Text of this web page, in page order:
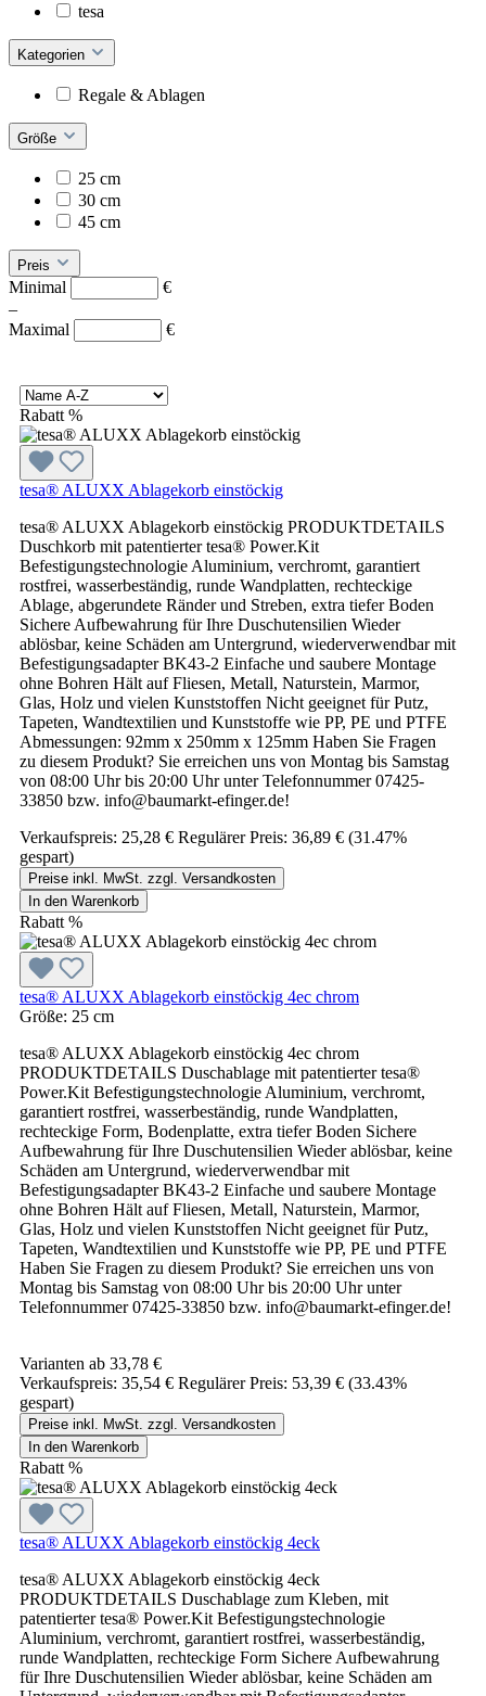
tesa
Kategorien
Regale & Ablagen
Größe
25 cm
30 cm
45 cm
Preis
Minimal
€
–
Maximal
€
Rabatt %
tesa® ALUXX Ablagekorb einstöckig
tesa® ALUXX Ablagekorb einstöckig PRODUKTDETAILS
Duschkorb mit patentierter tesa® Power.Kit
Befestigungstechnologie Aluminium, verchromt, garantiert
rostfrei, wasserbeständig, runde Wandplatten, rechteckige
Ablage, abgerundete Ränder und Streben, extra tiefer Boden
Sichere Aufbewahrung für Ihre Duschutensilien Wieder
ablösbar, keine Schäden am Untergrund, wiederverwendbar mit
Befestigungsadapter BK43-2 Einfache und saubere Montage
ohne Bohren Hält auf Fliesen, Metall, Naturstein, Marmor,
Glas, Holz und vielen Kunststoffen Nicht geeignet für Putz,
Tapeten, Wandtextilien und Kunststoffe wie PP, PE und PTFE
Abmessungen: 92mm x 250mm x 125mm Haben Sie Fragen
zu diesem Produkt? Sie erreichen uns von Montag bis Samstag
von 08:00 Uhr bis 20:00 Uhr unter Telefonnummer 07425-
33850 bzw. info@baumarkt-efinger.de!
Verkaufspreis: 25,28 € Regulärer Preis: 36,89 € (31.47%
gespart)
Preise inkl. MwSt. zzgl. Versandkosten
In den Warenkorb
Rabatt %
tesa® ALUXX Ablagekorb einstöckig 4ec chrom
Größe: 25 cm
tesa® ALUXX Ablagekorb einstöckig 4ec chrom
PRODUKTDETAILS Duschablage mit patentierter tesa®
Power.Kit Befestigungstechnologie Aluminium, verchromt,
garantiert rostfrei, wasserbeständig, runde Wandplatten,
rechteckige Form, Bodenplatte, extra tiefer Boden Sichere
Aufbewahrung für Ihre Duschutensilien Wieder ablösbar, keine
Schäden am Untergrund, wiederverwendbar mit
Befestigungsadapter BK43-2 Einfache und saubere Montage
ohne Bohren Hält auf Fliesen, Metall, Naturstein, Marmor,
Glas, Holz und vielen Kunststoffen Nicht geeignet für Putz,
Tapeten, Wandtextilien und Kunststoffe wie PP, PE und PTFE
Haben Sie Fragen zu diesem Produkt? Sie erreichen uns von
Montag bis Samstag von 08:00 Uhr bis 20:00 Uhr unter
Telefonnummer 07425-33850 bzw. info@baumarkt-efinger.de!
Varianten ab 33,78 €
Verkaufspreis: 35,54 € Regulärer Preis: 53,39 € (33.43%
gespart)
Preise inkl. MwSt. zzgl. Versandkosten
In den Warenkorb
Rabatt %
tesa® ALUXX Ablagekorb einstöckig 4eck
tesa® ALUXX Ablagekorb einstöckig 4eck
PRODUKTDETAILS Duschablage zum Kleben, mit
patentierter tesa® Power.Kit Befestigungstechnologie
Aluminium, verchromt, garantiert rostfrei, wasserbeständig,
runde Wandplatten, rechteckige Form Sichere Aufbewahrung
für Ihre Duschutensilien Wieder ablösbar, keine Schäden am